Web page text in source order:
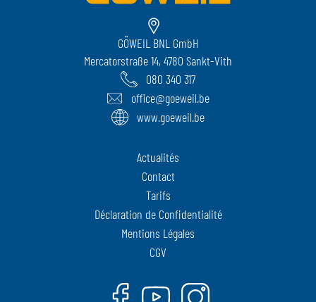
GÖWEIL BNL GmbH
Mercatorstraße 14, 4780 Sankt-Vith
080 340 317
office@goeweil.be
www.goeweil.be
Actualités
Contact
Tarifs
Déclaration de Confidentialité
Mentions Légales
CGV